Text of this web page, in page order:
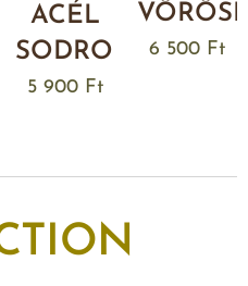
ACÉL
SODRONYON
5 900 Ft
6 500 Ft